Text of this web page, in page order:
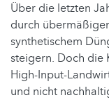
Über die letzten
durch
synthetischem
steigern. Doch die
High-Input-
und nicht